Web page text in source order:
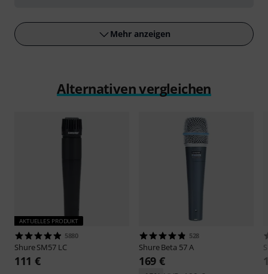
Mehr anzeigen
Alternativen vergleichen
AKTUELLES PRODUKT
5880
ShureSM57 LC
111 €
528
ShureBeta 57 A
169 €